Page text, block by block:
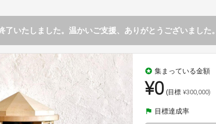
了いたしました。温かいご支援、ありがとうございました。
stars 集まっている金額
¥0 (目標 ¥300,000)
flag 目標達成率